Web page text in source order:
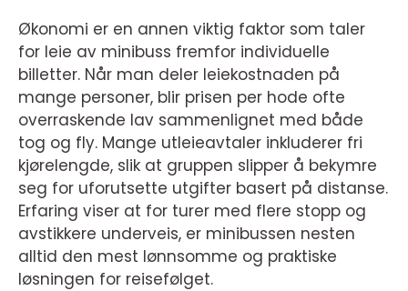
Økonomi er en annen viktig faktor som taler
for leie av minibuss fremfor individuelle
billetter. Når man deler leiekostnaden på
mange personer, blir prisen per hode ofte
overraskende lav sammenlignet med både
tog og fly. Mange utleieavtaler inkluderer fri
kjørelengde, slik at gruppen slipper å bekymre
seg for uforutsette utgifter basert på distanse.
Erfaring viser at for turer med flere stopp og
avstikkere underveis, er minibussen nesten
alltid den mest lønnsomme og praktiske
løsningen for reisefølget.